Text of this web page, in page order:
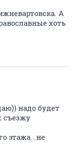
А
хоть
надо будет
съезжу
этажа...не